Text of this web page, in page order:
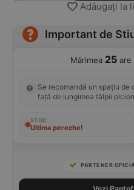
Adăugați la
Important de
Mărimea 25are
Se recomandă un spațiu de
față de lungimea tălpii
STOC
Ultima pereche!
PARTENER